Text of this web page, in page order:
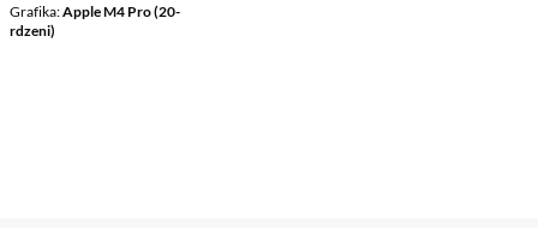
Grafika Apple M4 Pro (20-
rdzeni)